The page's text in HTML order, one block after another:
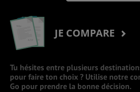
JE COMPARE
Tu hésites entre plusieurs
pour faire ton choix ? Utilise notre
Go pour prendre la bonne décision.